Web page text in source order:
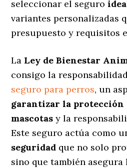
seleccionar el seguro
variantes personalizadas
presupuesto y requisitos
La Ley de Bienestar
consigo la
seguro para perros, un
garantizar la protección
mascotas y la
Este seguro actúa como
seguridad que no solo
sino que también asegura